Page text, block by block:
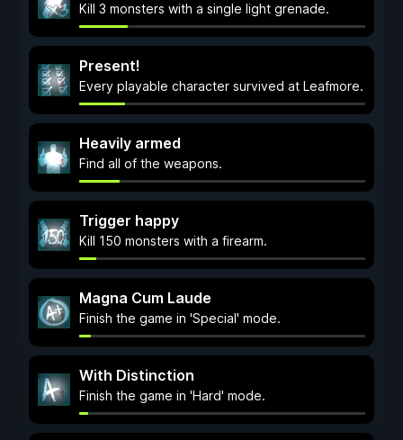
Kill 3 monsters with a single light grenade.
Present!
Every playable character survived at Leafmore.
Heavily armed
Find all of the weapons.
Trigger happy
Kill 150 monsters with a firearm.
Magna Cum Laude
Finish the game in 'Special' mode.
With Distinction
Finish the game in 'Hard' mode.